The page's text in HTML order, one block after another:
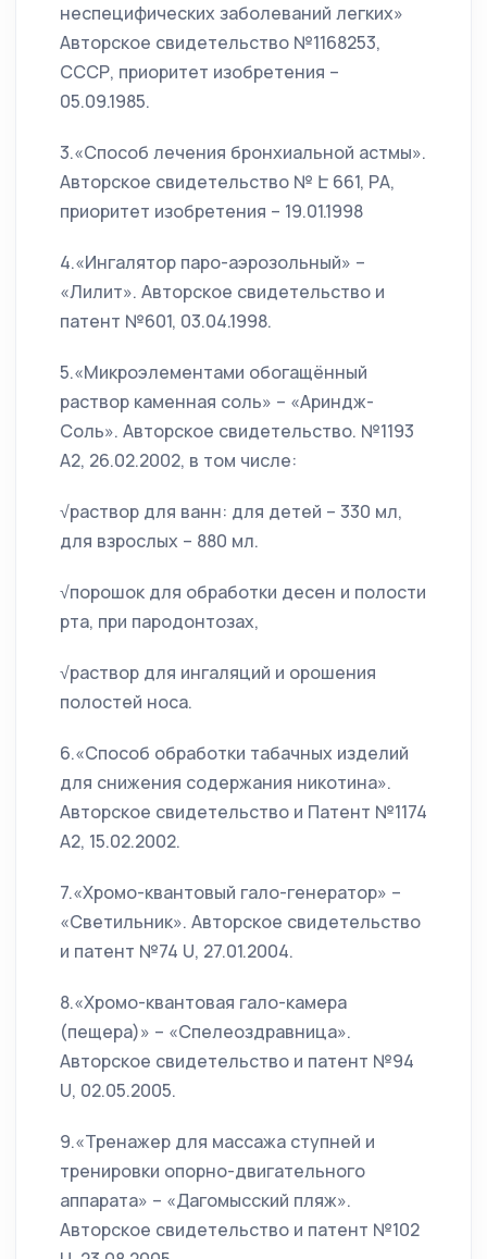
неспецифических заболеваний легких»
Авторское свидетельство №1168253,
СССР, приоритет изобретения –
05.09.1985.
3.«Способ лечения бронхиальной астмы».
Авторское свидетельство № Է 661, РА,
приоритет изобретения – 19.01.1998
4.«Ингалятор паро-аэрозольный» –
«Лилит». Авторское свидетельство и
патент №601, 03.04.1998.
5.«Микроэлементами обогащённый
раствор каменная соль» – «Ариндж-
Соль». Авторское свидетельство. №1193
А2, 26.02.2002, в том числе:
√раствор для ванн: для детей – 330 мл,
для взрослых – 880 мл.
√порошок для обработки десен и полости
рта, при пародонтозах,
√раствор для ингаляций и орошения
полостей носа.
6.«Способ обработки табачных изделий
для снижения содержания никотина».
Авторское свидетельство и Патент №1174
А2, 15.02.2002.
7.«Хромо-квантовый гало-генератор» –
«Светильник». Авторское свидетельство
и патент №74 U, 27.01.2004.
8.«Хромо-квантовая гало-камера
(пещера)» – «Спелеоздравница».
Авторское свидетельство и патент №94
U, 02.05.2005.
9.«Тренажер для массажа ступней и
тренировки опорно-двигательного
аппарата» – «Дагомысский пляж».
Авторское свидетельство и патент №102